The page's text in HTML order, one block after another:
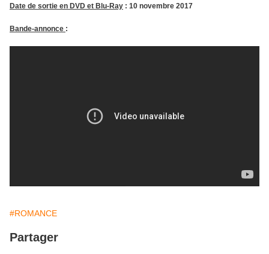
Date de sortie en DVD et Blu-Ray : 10 novembre 2017
Bande-annonce :
#ROMANCE
Partager